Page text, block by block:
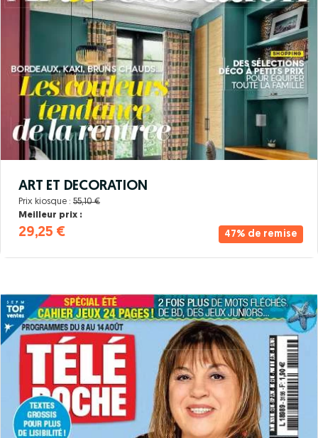
47% de remise
ART ET DECORATION
Prix kiosque : 55,10 €
Meilleur prix :
29,25 €